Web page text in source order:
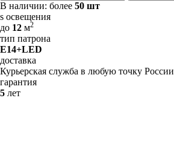
В наличии: более 50 шт
s освещения
до 12 м2
тип патрона
E14+LED
доставка
Курьерская служба в любую точку России
гарантия
5 лет